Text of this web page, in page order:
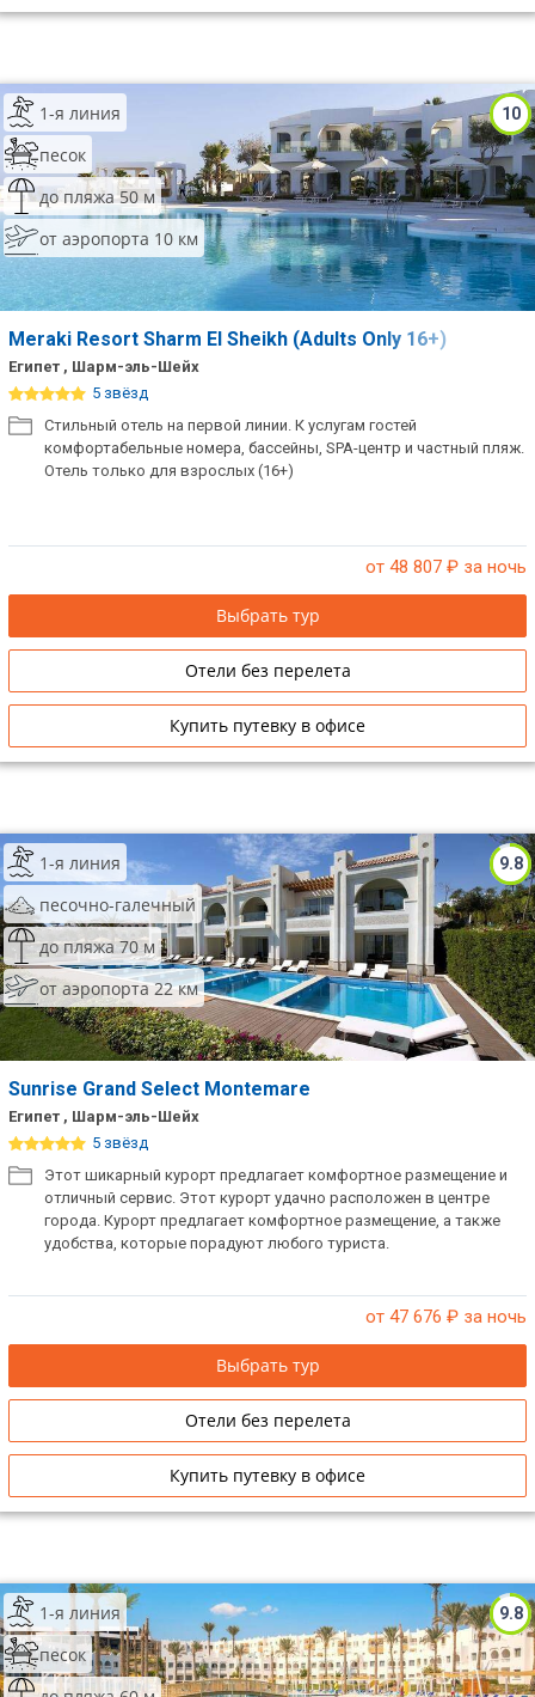
10
1-я линия
песок
до пляжа 50 м
от аэропорта 10 км
Meraki Resort Sharm El Sheikh (Adults Only 16+)
Египет , Шарм-эль-Шейх
5 звёзд
Стильный отель на первой линии. К услугам гостей
комфортабельные номера, бассейны, SPA-центр и частный пляж.
Отель только для взрослых (16+)
от 48 807 ₽ за ночь
Выбрать тур
Отели без перелета
Купить путевку в офисе
9.8
1-я линия
песочно-галечный
до пляжа 70 м
от аэропорта 22 км
Sunrise Grand Select Montemare
Египет , Шарм-эль-Шейх
5 звёзд
Этот шикарный курорт предлагает комфортное размещение и
отличный сервис. Этот курорт удачно расположен в центре
города. Курорт предлагает комфортное размещение, а также
удобства, которые порадуют любого туриста.
от 47 676 ₽ за ночь
Выбрать тур
Отели без перелета
Купить путевку в офисе
9.8
1-я линия
песок